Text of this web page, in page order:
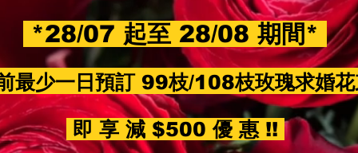
*28/07 起至 28/08 期間*
最少一日預訂 99枝/108枝玫瑰求婚
即 享 減 $500 優 惠 !!